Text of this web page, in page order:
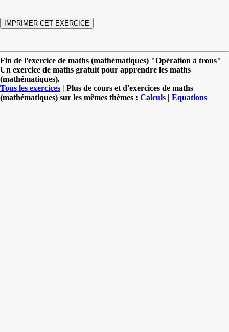
Fin de l'exercice de maths (mathématiques) "Opération à trous"
Un exercice de maths gratuit pour apprendre les maths
(mathématiques).
Tous les exercices | Plus de cours et d'exercices de maths
(mathématiques) sur les mêmes thèmes : Calculs | Equations